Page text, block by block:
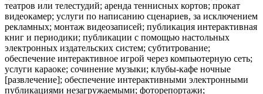
театров или телестудий; аренда теннисных кортов; прокат
видеокамер; услуги по написанию сценариев, за исключением
рекламных; монтаж видеозаписей; публикация интерактивная
книг и периодики; публикации с помощью настольных
электронных издательских систем; субтитрование;
обеспечение интерактивное игрой через компьютерную сеть;
услуги караоке; сочинение музыки; клубы-кафе ночные
[развлечение]; обеспечение интерактивными электронными
публикациями незагружаемыми; фоторепортажи;